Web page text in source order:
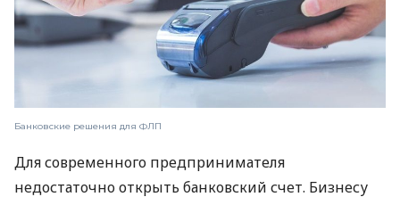
Банковские решения для ФЛП
Для современного предпринимателя
недостаточно открыть банковский счет. Бизнесу